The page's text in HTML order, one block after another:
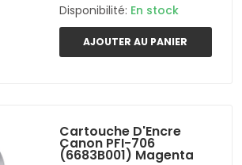
Disponibilité: En stock
AJOUTER AU PANIER
Cartouche D'Encre
Canon PFI-706
(6683B001) Magenta